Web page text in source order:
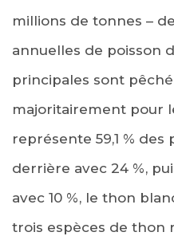
millions de tonnes –
annuelles de poisson
principales sont
majoritairement pour
représente 59,1 % des
derrière avec 24 %,
avec 10 %, le thon
trois espèces de thon